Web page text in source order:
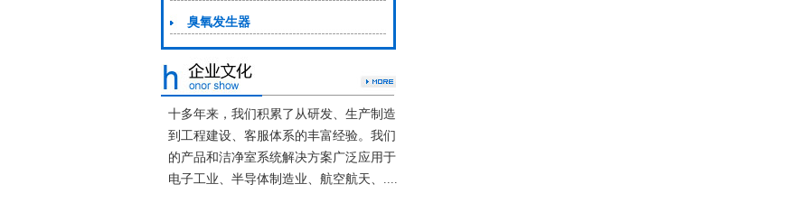
臭氧发生器
十多年来，我们积累了从研发、生产制造
到工程建设、客服体系的丰富经验。我们
的产品和洁净室系统解决方案广泛应用于
电子工业、半导体制造业、航空航天、....